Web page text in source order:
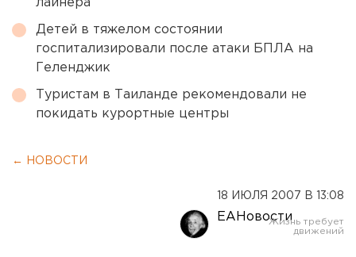
лайнера
Детей в тяжелом состоянии
госпитализировали после атаки БПЛА на
Геленджик
Туристам в Таиланде рекомендовали не
покидать курортные центры
← НОВОСТИ
18 ИЮЛЯ 2007 В 13:08
ЕАНовости